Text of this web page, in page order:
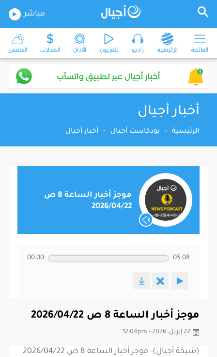
مباشر
القائمة الرئيسية راديو تلفزيون الأذان العملات الطقس
أخبار أجيال
الرئيسية - بودكاست أجيال - أخبار أجيال
موجز أخبار الساعة 8 ص
2026/04/22
00:00 05:08
موجز أخبار الساعة 8 ص 2026/04/22
22 إبريل، 2026 - 12:04pm
(شبكة أجيال)- موجز أخبار الساعة 8 ص 2026/04/22